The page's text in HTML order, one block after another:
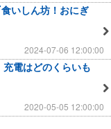
いしん坊！おにぎ
2024-07-06 12:00:00
電はどのくらいも
2020-05-05 12:00:00